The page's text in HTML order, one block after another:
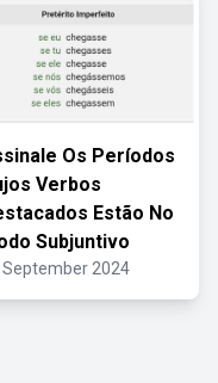
Os Períodos
Verbos
Estão No
Subjuntivo
September 2024